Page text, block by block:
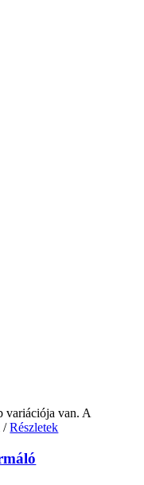
variációja van. A
/ Részletek